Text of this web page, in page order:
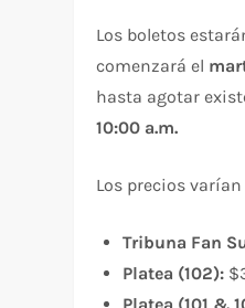
Los boletos
comenzará el
hasta agotar
10:00 a.m.
Los precios
Tribuna Fan
Platea (102):